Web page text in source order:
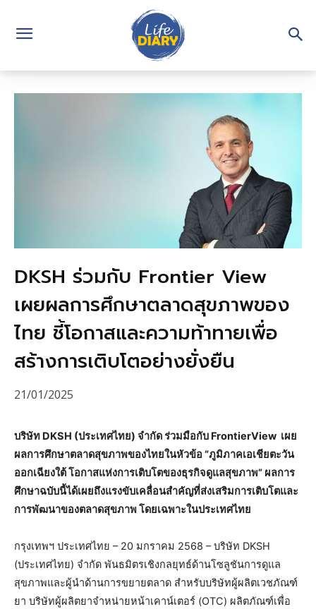
DKSH ร่วมกับ Frontier View
เผยผลการศึกษาตลาดสุขภาพของ
ไทย ชี้โอกาสและความท้าทายเพื่อ
สร้างการเติบโตอย่างยั่งยืน
21/01/2025
บริษัท DKSH (ประเทศไทย) จำกัด ร่วมมือกับ FrontierView เผย
ผลการศึกษาตลาดสุขภาพของไทยในหัวข้อ “ภูมิภาคเอเชียตะวัน
ออกเฉียงใต้ โอกาสแห่งการเติบโตของธุรกิจดูแลสุขภาพ” ผลการ
ศึกษาฉบับนี้ได้เผยถึงแรงขับเคลื่อนสำคัญที่ส่งเสริมการเติบโตและ
การพัฒนาของตลาดสุขภาพ โดยเฉพาะในประเทศไทย
กรุงเทพฯ ประเทศไทย – 20 มกราคม 2568 – บริษัท DKSH
(ประเทศไทย) จำกัด พันธมิตรเชิงกลยุทธ์ด้านโซลูชันการดูแล
สุขภาพและผู้นำด้านการขยายตลาด สำหรับบริษัทผู้ผลิตเวชภัณฑ์
ยา บริษัทผู้ผลิตยาจำหน่ายหน้าเคาน์เตอร์ (OTC) ผลิตภัณฑ์เพื่อ